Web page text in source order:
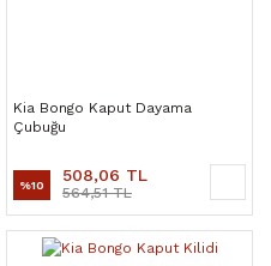
Kia Bongo Kaput Dayama
Çubuğu
%10 508,06 TL
564,51 TL